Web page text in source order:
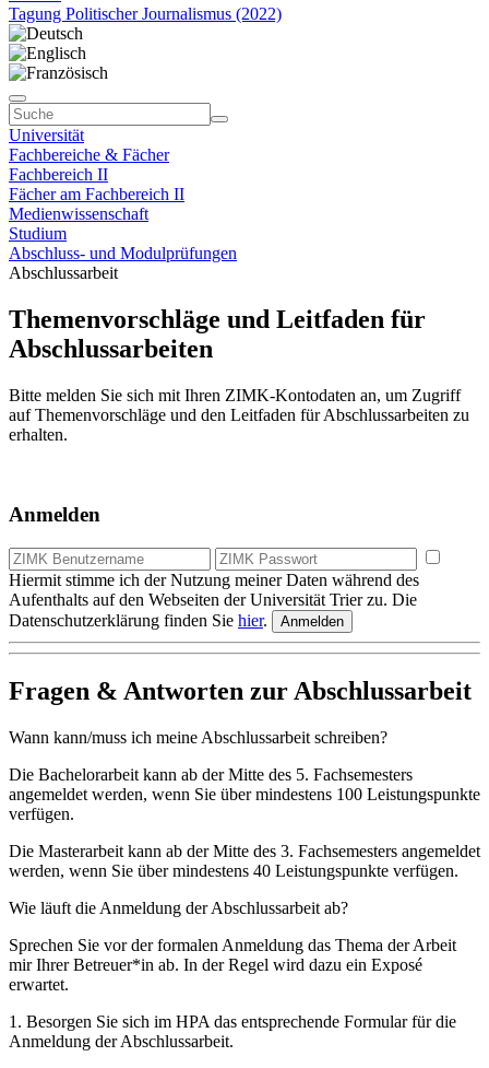
Tagung Politischer Journalismus (2022)
Universität
Fachbereiche & Fächer
Fachbereich II
Fächer am Fachbereich II
Medienwissenschaft
Studium
Abschluss- und Modulprüfungen
Abschlussarbeit
Themenvorschläge und Leitfaden für
Abschlussarbeiten
Bitte melden Sie sich mit Ihren ZIMK-Kontodaten an, um Zugriff
auf Themenvorschläge und den Leitfaden für Abschlussarbeiten zu
erhalten.
Anmelden
Hiermit stimme ich der Nutzung meiner Daten während des
Aufenthalts auf den Webseiten der Universität Trier zu. Die
Datenschutzerklärung finden Sie hier.
Fragen & Antworten zur Abschlussarbeit
Wann kann/muss ich meine Abschlussarbeit schreiben?
Die Bachelorarbeit kann ab der Mitte des 5. Fachsemesters
angemeldet werden, wenn Sie über mindestens 100 Leistungspunkte
verfügen.
Die Masterarbeit kann ab der Mitte des 3. Fachsemesters angemeldet
werden, wenn Sie über mindestens 40 Leistungspunkte verfügen.
Wie läuft die Anmeldung der Abschlussarbeit ab?
Sprechen Sie vor der formalen Anmeldung das Thema der Arbeit
mir Ihrer Betreuer*in ab. In der Regel wird dazu ein Exposé
erwartet.
1. Besorgen Sie sich im HPA das entsprechende Formular für die
Anmeldung der Abschlussarbeit.